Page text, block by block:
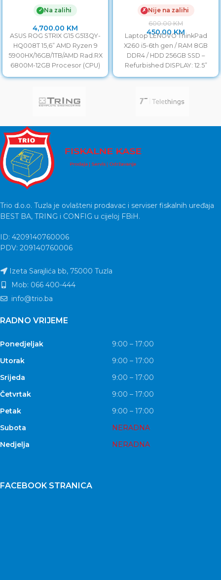
5900HX/16GB/1TB/AMD
Rad.RX 6800M-12GB
✓ Na zalihi
4,700.00 KM
ASUS ROG STRIX G15 G513QY-
HQ008T 15,6” AMD Ryzen 9
5900HX/16GB/1TB/AMD Rad.RX
6800M-12GB Procesor (CPU)
AMD Ryzen 5000 / Octa-Core
256GB SSD/ Baterija 6h
Refurbished
✗ Nije na zalihi
600.00KM
450.00KM
Laptop LENOVO ThinkPad
X260 i5-6th gen / RAM 8GB
DDR4 / HDD 256GB SSD –
Refurbished DISPLAY: 12.5”
LED HD
Trio d.o.o. Tuzla je ovlašteni prodavac i serviser fiskalnih uređaja
BEST BA, TRING i CONFIG u cijeloj FBiH.
ID: 4209140760006
PDV: 209140760006
Izeta Sarajlića bb, 75000 Tuzla
Mob: 066 400-444
info@trio.ba
RADNO VRIJEME
Ponedjeljak
9:00 – 17:00
Utorak
9:00 – 17:00
Srijeda
9:00 – 17:00
Četvrtak
9:00 – 17:00
Petak
9:00 – 17:00
Subota
NERADNA
Nedjelja
NERADNA
FACEBOOK STRANICA